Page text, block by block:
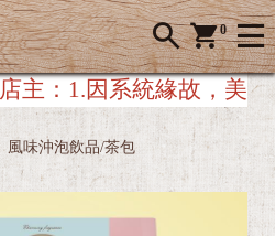
0
1.因系統緣故，美安店主
風味沖泡飲品/茶包